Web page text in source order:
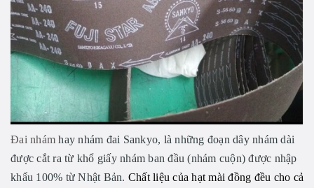
Đai nhám hay nhám đai Sankyo, là những đoạn dây nhám dài
được cắt ra từ khổ giấy nhám ban đầu (nhám cuộn) được nhập
khẩu 100% từ Nhật Bản. Chất liệu của hạt mài đồng đều cho cả